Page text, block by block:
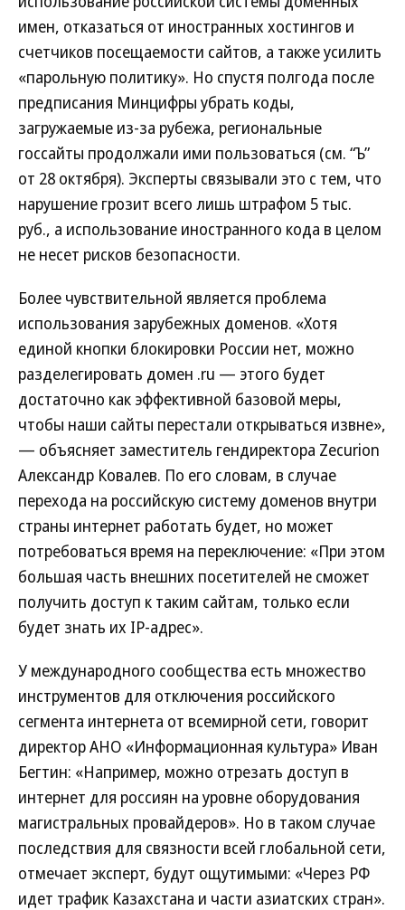
имен, отказаться от иностранных хостингов и
счетчиков посещаемости сайтов, а также усилить
«парольную политику». Но спустя полгода после
предписания Минцифры убрать коды,
загружаемые из-за рубежа, региональные
госсайты продолжали ими пользоваться (см. “Ъ”
от 28 октября). Эксперты связывали это с тем, что
нарушение грозит всего лишь штрафом 5 тыс.
руб., а использование иностранного кода в целом
не несет рисков безопасности.
Более чувствительной является проблема
использования зарубежных доменов. «Хотя
единой кнопки блокировки России нет, можно
разделегировать домен .ru — этого будет
достаточно как эффективной базовой меры,
чтобы наши сайты перестали открываться извне»,
— объясняет заместитель гендиректора Zecurion
Александр Ковалев. По его словам, в случае
перехода на российскую систему доменов внутри
страны интернет работать будет, но может
потребоваться время на переключение: «При этом
большая часть внешних посетителей не сможет
получить доступ к таким сайтам, только если
будет знать их IP-адрес».
У международного сообщества есть множество
инструментов для отключения российского
сегмента интернета от всемирной сети, говорит
директор АНО «Информационная культура» Иван
Бегтин: «Например, можно отрезать доступ в
интернет для россиян на уровне оборудования
магистральных провайдеров». Но в таком случае
последствия для связности всей глобальной сети,
отмечает эксперт, будут ощутимыми: «Через РФ
идет трафик Казахстана и части азиатских стран».